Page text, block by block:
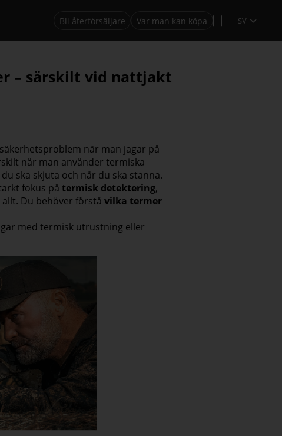
Bli återförsäljare Var man kan köpa SV
– särskilt vid nattjakt
när man jagar på
när man använder termiska
ska skjuta och när du ska stanna.
fokus på termisk detektering,
Du behöver förstå vilka termer
med termisk utrustning eller